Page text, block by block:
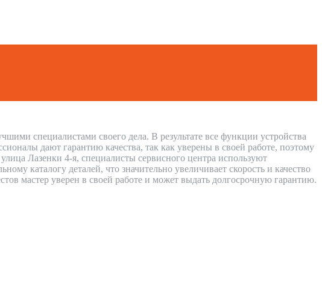
специалистами своего дела. В результате все функции устройства
дают гарантию качества, так как уверены в своей работе, поэтому
Лазенки 4-я, специалисты сервисного центра используют
каталогу деталей, что значительно увеличивает скорость и качество
мастер уверен в своей работе и может выдать долгосрочную гарантию.